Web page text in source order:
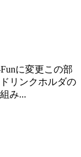
に変更この部
リンクホルダの
み...